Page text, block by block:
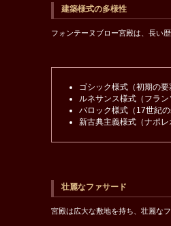
建築様式の多様性
フォンテーヌブロー宮殿は、長い
ゴシック様式（初期の
ルネサンス様式（フラ
バロック様式（17世紀
新古典主義様式（ナポ
壮麗なファサード
宮殿は広大な敷地を持ち、壮麗な